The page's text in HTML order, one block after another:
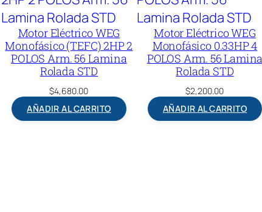
Motor Eléctrico WEG
Monofásico (TEFC) 2HP 2
POLOS Arm. 56 Lamina
Rolada STD
$4,680.00
AÑADIR AL CARRITO
Motor Eléctrico WEG
Monofásico 0.33HP 4
POLOS Arm. 56 Lamina
Rolada STD
$2,200.00
AÑADIR AL CARRITO